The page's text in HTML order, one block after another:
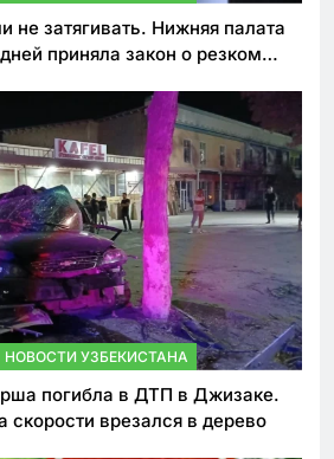
не затягивать. Нижняя палата
приняла закон о резком
НОВОСТИ УЗБЕКИСТАНА
погибла в ДТП в Джизаке.
скорости врезался в дерево